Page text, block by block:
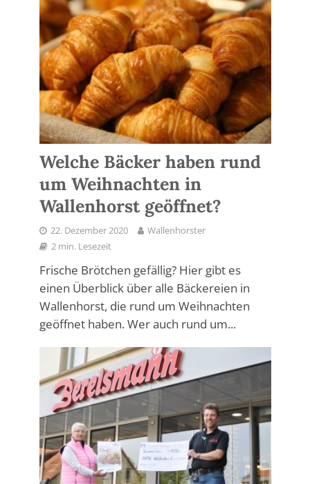
Welche Bäcker haben rund
um Weihnachten in
Wallenhorst geöffnet?
22. Dezember 2020
Wallenhorster
2 min. Lesezeit
Frische Brötchen gefällig? Hier gibt es
einen Überblick über alle Bäckereien in
Wallenhorst, die rund um Weihnachten
geöffnet haben. Wer auch rund um...